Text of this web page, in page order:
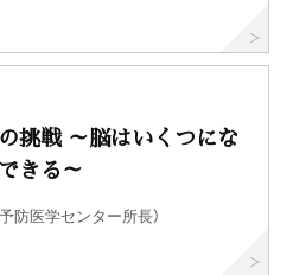
挑戦 ～脳はいくつにな
きる～
防医学センター所長）